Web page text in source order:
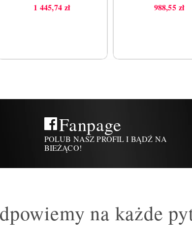
Cena
1 445,74 zł Cena
988,55 zł
Fanpage
POLUB NASZ PROFIL I BĄDŹ NA
BIEŻĄCO!
na każde